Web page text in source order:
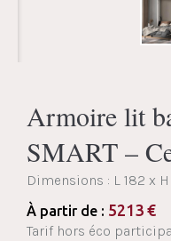
Armoire lit
SMART –
Dimensions : L 182 x
À partir de : 5213 €
Tarif hors éco